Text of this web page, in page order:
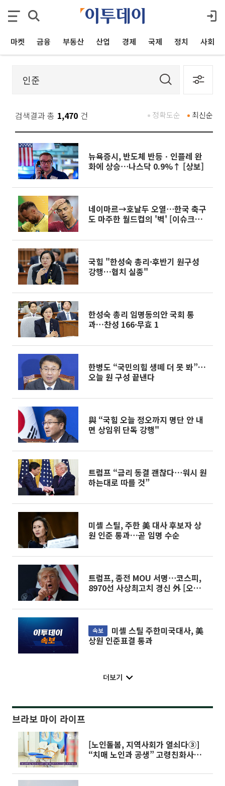
마켓 금융 부동산 산업 경제 국제 정치 사회
검색결과 총 1,470 건 최신순
정확도순
뉴욕증시, 반도체 반등ㆍ인플레 완
화에 상승⋯나스닥 0.9%↑ [상보]
네이마르→호날두 오열⋯한국 축구
도 마주한 월드컵의 '벽' [이슈크래
국힘 "한성숙 총리·후반기 원구성
강행…협치 실종"
한성숙 총리 임명동의안 국회 통
과…찬성 166·무효 1
한병도 “국민의힘 생떼 더 못 봐”…
오늘 원 구성 끝낸다
與 “국힘 오늘 정오까지 명단 안 내
면 상임위 단독 강행"
트럼프 “금리 동결 괜찮다⋯워시 원
하는대로 따를 것”
미셸 스틸, 주한 美 대사 후보자 상
원 인준 통과…곧 임명 수순
트럼프, 종전 MOU 서명⋯코스피,
8970선 사상최고치 경신 外 [오늘
속보
상원 인준표결 통과
더보기
브라보 마이 라이프
[노인돌봄, 지역사회가 열쇠다③]
“치매 노인과 공생” 고령친화사회